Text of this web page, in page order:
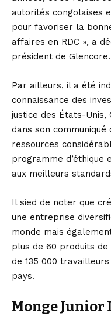
autorités congolaises
pour favoriser la
affaires en RDC », a
président de Glencore.
Par ailleurs, il a été
connaissance des
justice des États-Unis,
dans son communiqué
ressources
programme
aux meilleurs
Il sied de noter que
une entreprise
monde mais
plus de 60 produits
de 135 000
pays.
Monge Junior